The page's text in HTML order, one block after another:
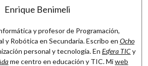
Enrique Benimeli
y profesor de Programación,
y Robótica en Secundaria. Escribo en Ocho
personal y tecnología. En Esfera TICy
me centro en educación y TIC. Miweb